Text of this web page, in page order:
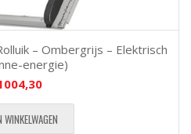
– Ombergrijs – Elektrisch
energie)
WINKELWAGEN